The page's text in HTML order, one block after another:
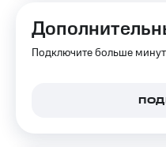
Подключите больше